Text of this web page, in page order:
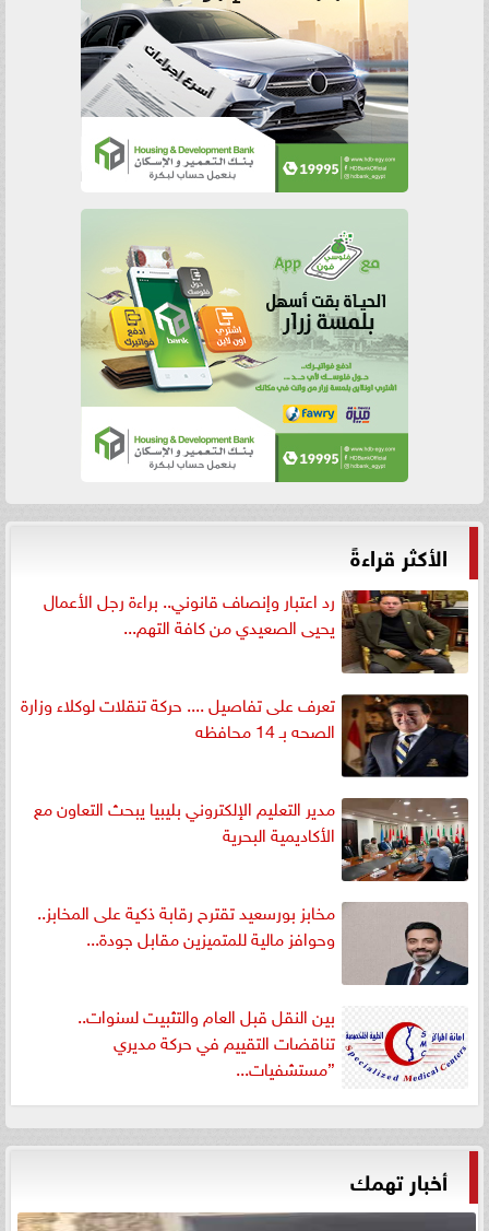
الأكثر قراءةً
رد اعتبار وإنصاف قانوني.. براءة رجل الأعمال
يحيى الصعيدي من كافة التهم...
تعرف على تفاصيل .... حركة تنقلات لوكلاء وزارة
الصحه بـ 14 محافظه
مدير التعليم الإلكتروني بليبيا يبحث التعاون مع
الأكاديمية البحرية
مخابز بورسعيد تقترح رقابة ذكية على المخابز..
وحوافز مالية للمتميزين مقابل جودة...
بين النقل قبل العام والتثبيت لسنوات..
تناقضات التقييم في حركة مديري
”مستشفيات...
أخبار تهمك